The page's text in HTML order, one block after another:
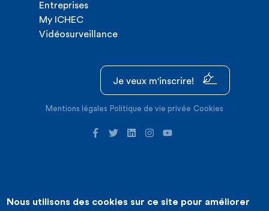
Entreprises
My ICHEC
Vidéosurveillance
Je veux m'inscrire!
Mentions légales Politique de vie privée Cookies
©2026 ICHEC |Création de site internet : Expansion
Nous utilisons des cookies sur ce site pour améliorer